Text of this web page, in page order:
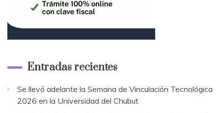
Entradas recientes
Se llevó adelante la Semana de Vinculación Tecnológica
2026 en la Universidad del Chubut